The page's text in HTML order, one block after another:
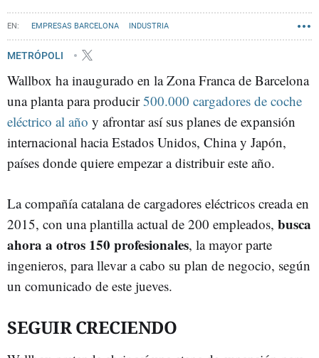
EMPRESAS BARCELONA INDUSTRIA
METRÓPOLI
Wallbox ha inaugurado en la Zona Franca de Barcelona
una planta para producir500.000 cargadores de coche
eléctrico al año y afrontar así sus planes de expansión
internacional hacia Estados Unidos, China y Japón,
países donde quiere empezar a distribuir este año.
La compañía catalana de cargadores eléctricos creada en
2015, con una plantilla actual de 200 empleados, busca
ahora a otros 150 profesionales, la mayor parte
ingenieros, para llevar a cabo su plan de negocio, según
un comunicado de este jueves.
SEGUIR CRECIENDO